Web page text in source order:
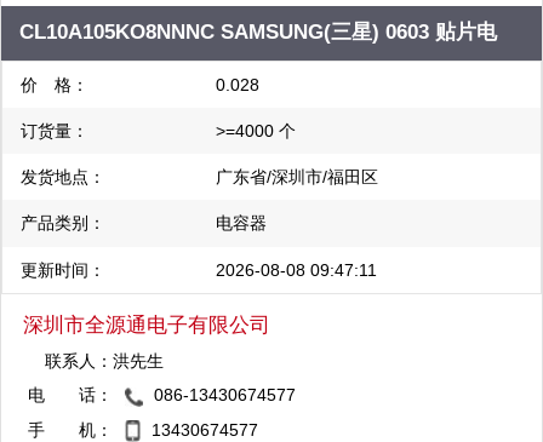
CL10A105KO8NNNC SAMSUNG(三星) 0603 贴片电
容 1uF ±10% 16V X5R
价 格： 0.028
订货量： >=4000 个
发货地点： 广东省/深圳市/福田区
产品类别： 电容器
更新时间： 2026-08-08 09:47:11
深圳市全源通电子有限公司
联系人：洪先生
QQ：3004345572
电 话：
086-13430674577
手 机：
13430674577